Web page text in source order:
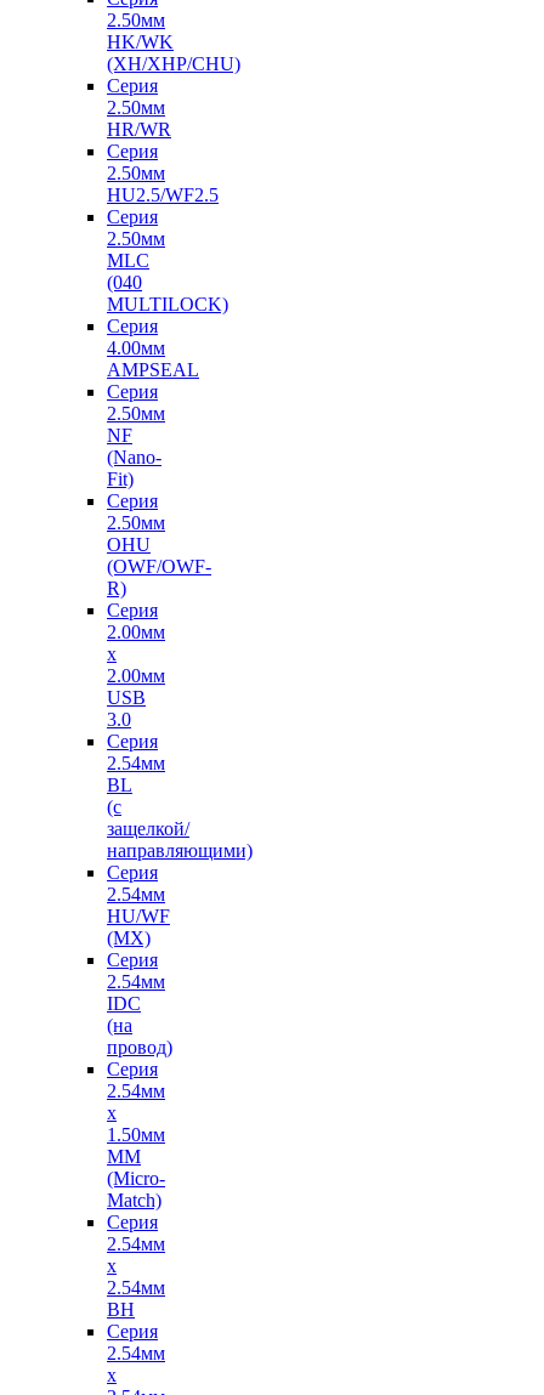
2.50мм
HK/WK
(XH/XHP/CHU)
Серия
2.50мм
HR/WR
Серия
2.50мм
HU2.5/WF2.5
Серия
2.50мм
MLC
(040
MULTILOCK)
Серия
4.00мм
AMPSEAL
Серия
2.50мм
NF
(Nano-
Fit)
Серия
2.50мм
OHU
(OWF/OWF-
R)
Серия
2.00мм
x
2.00мм
USB
3.0
Серия
2.54мм
BL
(с
защелкой/
направляющими)
Серия
2.54мм
HU/WF
(MX)
Серия
2.54мм
IDC
(на
провод)
Серия
2.54мм
х
1.50мм
MM
(Micro-
Match)
Серия
2.54мм
х
2.54мм
BH
Серия
2.54мм
х